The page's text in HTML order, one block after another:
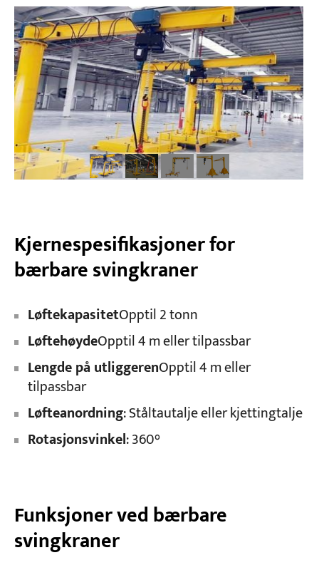
Nyheter
applikasjoner
Om oss
Kontakt oss
Kjernespesifikasjoner for
bærbare svingkraner
LøftekapasitetOpptil 2 tonn
LøftehøydeOpptil 4 m eller tilpassbar
Lengde på utliggerenOpptil 4 m eller
tilpassbar
Løfteanordning: Ståltautalje eller kjettingtalje
Rotasjonsvinkel: 360°
Funksjoner ved bærbare
svingkraner